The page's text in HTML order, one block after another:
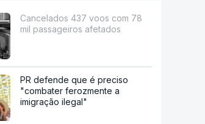
Cancelados 437 voos com 78
mil passageiros afetados
PR defende que é preciso
"combater ferozmente a
imigração ilegal"